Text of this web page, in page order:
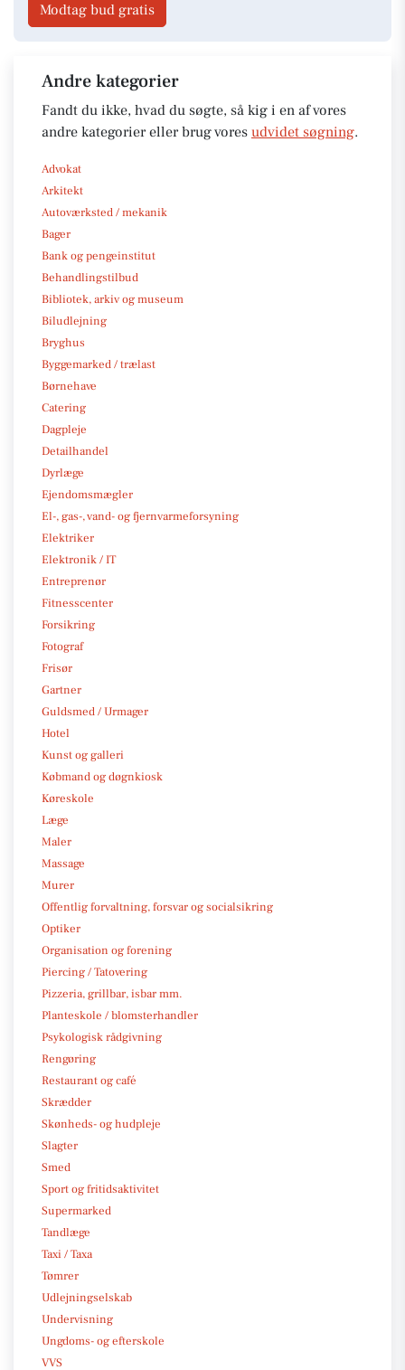
Modtag bud gratis
Andre kategorier
Fandt du ikke, hvad du søgte, så kig i en af vores
andre kategorier eller brug vores udvidet søgning.
Advokat
Arkitekt
Autoværksted / mekanik
Bager
Bank og pengeinstitut
Behandlingstilbud
Bibliotek, arkiv og museum
Biludlejning
Bryghus
Byggemarked / trælast
Børnehave
Catering
Dagpleje
Detailhandel
Dyrlæge
Ejendomsmægler
El-, gas-, vand- og fjernvarmeforsyning
Elektriker
Elektronik / IT
Entreprenør
Fitnesscenter
Forsikring
Fotograf
Frisør
Gartner
Guldsmed / Urmager
Hotel
Kunst og galleri
Købmand og døgnkiosk
Køreskole
Læge
Maler
Massage
Murer
Offentlig forvaltning, forsvar og socialsikring
Optiker
Organisation og forening
Piercing / Tatovering
Pizzeria, grillbar, isbar mm.
Planteskole / blomsterhandler
Psykologisk rådgivning
Rengøring
Restaurant og café
Skrædder
Skønheds- og hudpleje
Slagter
Smed
Sport og fritidsaktivitet
Supermarked
Tandlæge
Taxi / Taxa
Tømrer
Udlejningselskab
Undervisning
Ungdoms- og efterskole
VVS